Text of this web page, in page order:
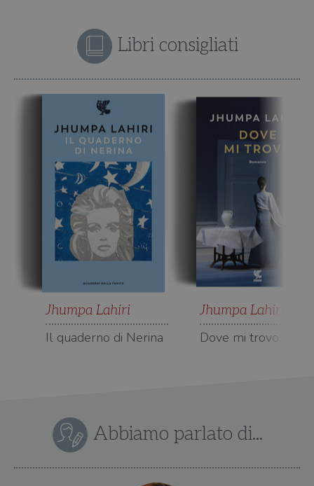
Libri consigliati
Jhumpa Lahiri
Il quaderno di Nerina
Jhumpa Lahiri
Dove mi trovo
Abbiamo parlato di...